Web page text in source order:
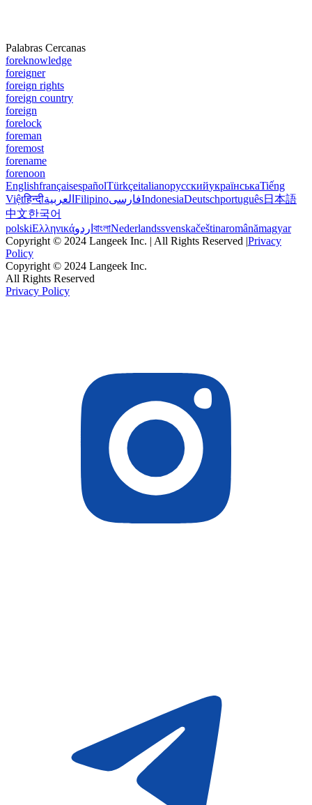
Palabras Cercanas
foreknowledge
foreigner
foreign rights
foreign country
foreign
forelock
foreman
foremost
forename
forenoon
EnglishfrançaisespañolTürkçeitalianoрусскийукраїнськаTiếng
Việtहिन्दीالعربية FilipinoفارسیIndonesiaDeutschportuguês日本語
中文한국어
polskiΕλληνικάاردو বাংলাNederlandssvenskačeštinaromânămagyar
Copyright © 2024 Langeek Inc. | All Rights Reserved |Privacy
Policy
Copyright © 2024 Langeek Inc.
All Rights Reserved
Privacy Policy